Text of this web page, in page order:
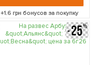
+1.6грн бонусов за покупку